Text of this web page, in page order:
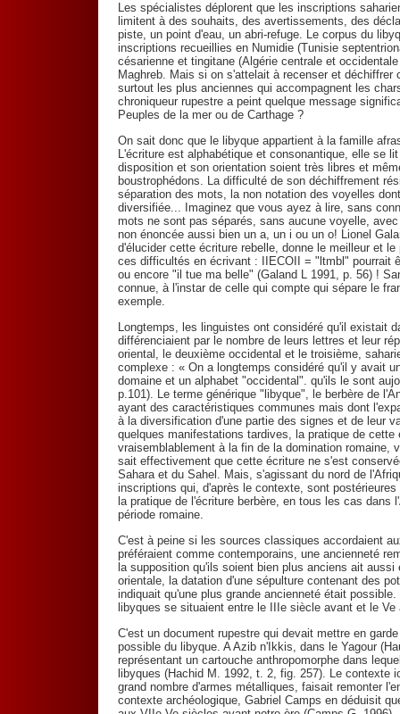
Les spécialistes déplorent que les inscriptions
limitent à des souhaits, des avertissements, des
piste, un point d'eau, un abri-refuge. Le corpus du
inscriptions recueillies en Numidie (Tunisie
césarienne et tingitane (Algérie centrale et
Maghreb. Mais si on s'attelait à recenser et
surtout les plus anciennes qui accompagnent les
chroniqueur rupestre a peint quelque message
Peuples de la mer ou de Carthage ?
On sait donc que le libyque appartient à la famille
L'écriture est alphabétique et consonantique, elle se
disposition et son orientation soient très libres et
boustrophédons. La difficulté de son déchiffrement
séparation des mots, la non notation des voyelles
diversifiée... Imaginez que vous ayez à lire, sans
mots ne sont pas séparés, sans aucune voyelle,
non énoncée aussi bien un a, un i ou un o! Lionel
d'élucider cette écriture rebelle, donne le meilleur et
ces difficultés en écrivant : IIECOII = "ltmbl" pourrait
ou encore "il tue ma belle" (Galand L 1991, p. 56) !
connue, à l'instar de celle qui compte qui sépare le
exemple.
Longtemps, les linguistes ont considéré qu'il existait
différenciaient par le nombre de leurs lettres et leur
oriental, le deuxième occidental et le troisième,
complexe : « On a longtemps considéré qu'il y avait
domaine et un alphabet "occidental". qu'ils le sont
p.101). Le terme générique "libyque", le berbère de
ayant des caractéristiques communes mais dont
à la diversification d'une partie des signes et de leur
quelques manifestations tardives, la pratique de
vraisemblablement à la fin de la domination romaine,
sait effectivement que cette écriture ne s'est
Sahara et du Sahel. Mais, s'agissant du nord de
inscriptions qui, d'après le contexte, sont
la pratique de l'écriture berbère, en tous les cas
période romaine.
C'est à peine si les sources classiques accordaient
préféraient comme contemporains, une ancienneté
la supposition qu'ils soient bien plus anciens ait
orientale, la datation d'une sépulture contenant des
indiquait qu'une plus grande ancienneté était
libyques se situaient entre le IIIe siècle avant et le Ve
C'est un document rupestre qui devait mettre en
possible du libyque. A Azib n'Ikkis, dans le Yagour
représentant un cartouche anthropomorphe dans
libyques (Hachid M. 1992, t. 2, fig. 257). Le contexte
grand nombre d'armes métalliques, faisait remonter
contexte archéologique, Gabriel Camps en déduisit